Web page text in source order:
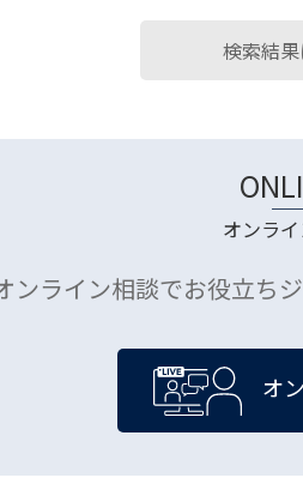
検索結
オンラ
ンライン相談でお役立ち
オ